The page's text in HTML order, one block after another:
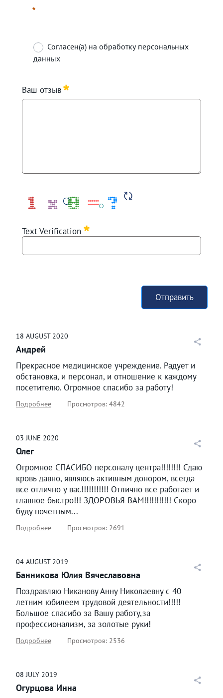
Согласен(а) на обработку персональных
данных
Ваш отзыв
Text Verification
Отправить
18 AUGUST 2020
Андрей
Прекрасное медицинское учреждение. Радует и
обстановка, и персонал, и отношение к каждому
посетителю. Огромное спасибо за работу!
Подробнее Просмотров: 4842
03 JUNE 2020
Олег
Огромное СПАСИБО персоналу центра!!!!!!!! Сдаю
кровь давно, являюсь активным донором, всегда
все отлично у вас!!!!!!!!!!! Отлично все работает и
главное быстро!!! ЗДОРОВЬЯ ВАМ!!!!!!!!!!! Скоро
буду почетным...
Подробнее Просмотров: 2691
04 AUGUST 2019
Банникова Юлия Вячеславовна
Поздравляю Никанову Анну Николаевну с 40
летним юбилеем трудовой деятельности!!!!!
Большое спасибо за Вашу работу,за
профессионализм, за золотые руки!
Подробнее Просмотров: 2536
08 JULY 2019
Огурцова Инна